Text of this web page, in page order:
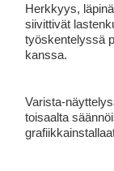
Herkkyys,
siivittivät
työskentelyssä
kanssa.
Varista-
toisaalta